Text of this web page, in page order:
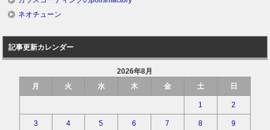
ネオチューン
記事更新カレンダー
2026年8月
月
火 水 木 金 土 日
1 2
3 4 5 6 7 8 9